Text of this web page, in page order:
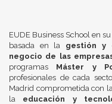
EUDE Business School en
basada en la gestión y
negocio de las
programas Máster y
profesionales de cada
Madrid comprometida con
la educación y